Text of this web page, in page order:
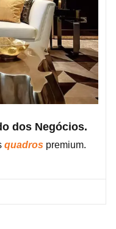
dos Negócios.
quadros premium.
os modelos